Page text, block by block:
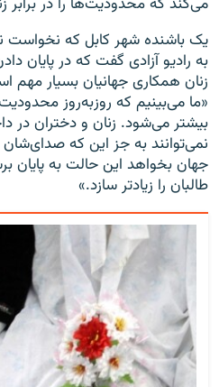
یک باشنده شهر کابل که نخواست
به رادیو آزادی گفت که در پایان
زنان همکاری جهانیان بسیار مهم
«ما می‌بینیم که روزبه‌روز
بیشتر می‌شود. زنان و دختران در
نمی‌توانند به جز این که صدای‌شان
جهان بخواهد این حالت به پایان
طالبان را زیادتر سازد.»